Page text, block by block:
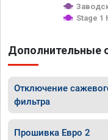
Stage
Дополнительные
Отключение
фильтра
Прошивка Евро 2